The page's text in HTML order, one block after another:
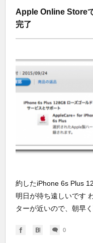
Apple Online Store
完了
約したiPhone 6s Plus
明日が待ち遠しいです
ターが近いので、朝早
0